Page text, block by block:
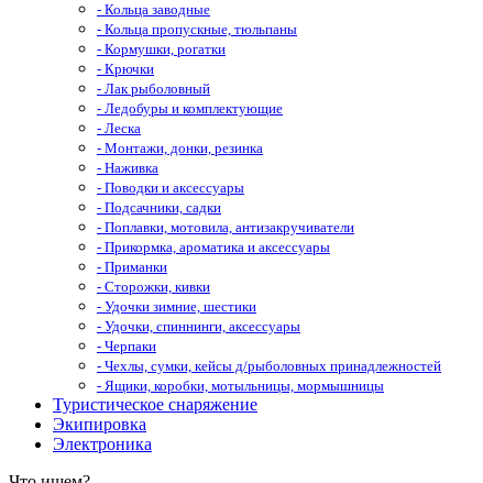
- Кольца заводные
- Кольца пропускные, тюльпаны
- Кормушки, рогатки
- Крючки
- Лак рыболовный
- Ледобуры и комплектующие
- Леска
- Монтажи, донки, резинка
- Наживка
- Поводки и аксессуары
- Подсачники, садки
- Поплавки, мотовила, антизакручиватели
- Прикормка, ароматика и аксессуары
- Приманки
- Сторожки, кивки
- Удочки зимние, шестики
- Удочки, спиннинги, аксессуары
- Черпаки
- Чехлы, сумки, кейсы д/рыболовных принадлежностей
- Ящики, коробки, мотыльницы, мормышницы
Туристическое снаряжение
Экипировка
Электроника